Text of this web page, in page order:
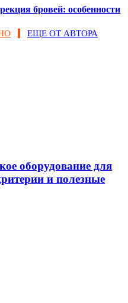
бровей: особенности
ЕЩЕ ОТ АВТОРА
оборудование для
и полезные